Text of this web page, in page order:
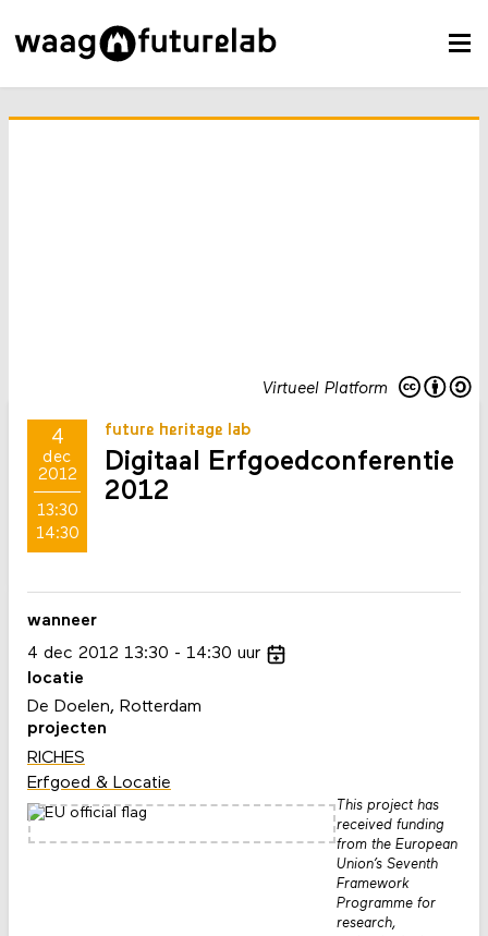
Virtueel Platform
4
dec
2012
13:30
14:30
future heritage lab
Digitaal Erfgoedconferentie
2012
wanneer
4 dec 2012 13:30 14:30 uur
locatie
De Doelen, Rotterdam
projecten
RICHES
Erfgoed & Locatie
This project has
received funding
from the European
Union’s Seventh
Framework
Programme for
research,